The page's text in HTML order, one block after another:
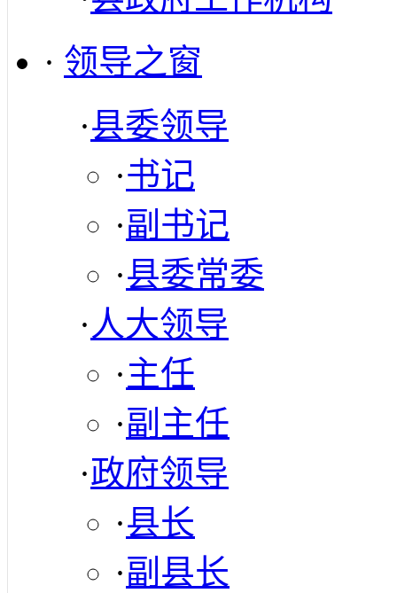
· 领导之窗
·县委领导
·书记
·副书记
·县委常委
· 人大领导
·主任
·副主任
·政府领导
·县长
·副县长